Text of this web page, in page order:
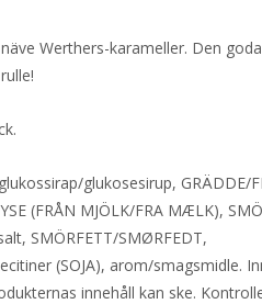
Werthers-karameller. Den
glukosesirup, GRÄDDE/
(FRÅN MJÖLK/FRA MÆLK),
SMÖRFETT/SMØRFEDT,
(SOJA), arom/smagsmidle.
innehåll kan ske.